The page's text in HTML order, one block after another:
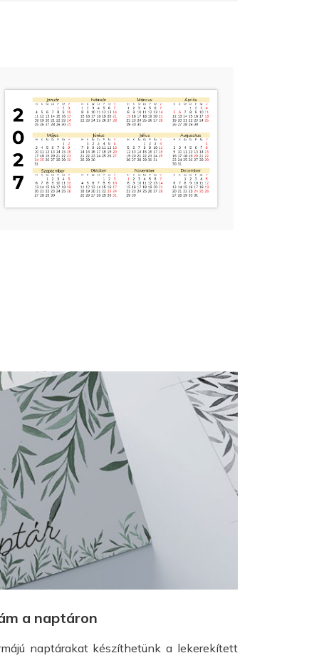
a naptáron
naptárakat készíthetünk a lekerekített